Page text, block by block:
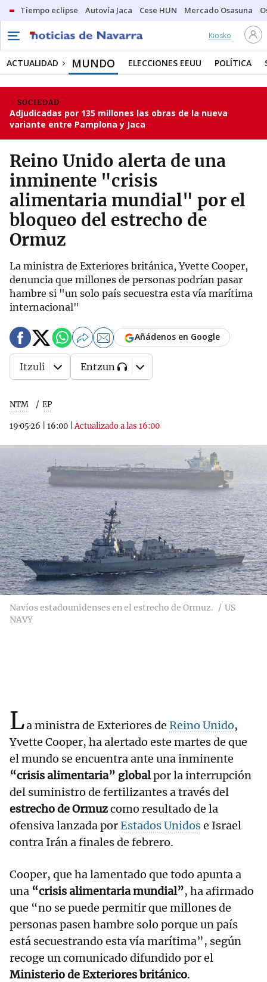
Tiempo eclipse Autovía Jaca Cese HUN Mercado Osasuna
Kiosko
ACTUALIDAD MUNDO ELECCIONES EEUU POLÍTICA
SOCIEDAD
Adjudicadas por 135 millones las obras de la nueva
variante entre Pamplona y Jaca
Reino Unido alerta de una
inminente "crisis
alimentaria mundial" por el
bloqueo del estrecho de
Ormuz
La ministra de Exteriores británica, Yvette Cooper,
denuncia que millones de personas podrían pasar
hambre si "un solo país secuestra esta vía marítima
internacional"
NTM EP
19·05·26 16:00 |Actualizado a las 16:00
Añádenos en Google
Itzuli Entzun
Navíos estadounidenses en el estrecho de Ormuz.
US
NAVY
La ministra de Exteriores de Reino Unido,
Yvette Cooper, ha alertado este martes de que
el mundo se encuentra ante una inminente
“crisis alimentaria” globalpor la interrupción
del suministro de fertilizantes a través del
estrecho de Ormuzcomo resultado de la
ofensiva lanzada porEstados Unidose Israel
contra Irán a finales de febrero.
Cooper, que ha lamentado que todo apunta a
una “crisis alimentaria mundial”, ha afirmado
que “no se puede permitir que millones de
personas pasen hambre solo porque un país
está secuestrando esta vía marítima”, según
recoge un comunicado difundido por el
Ministerio de Exteriores británico.